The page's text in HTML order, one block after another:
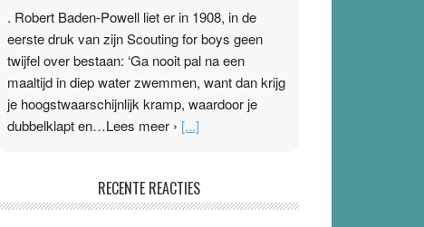
. Robert Baden-Powell liet er in 1908, in de
eerste druk van zijn Scouting for boys geen
twijfel over bestaan: ‘Ga nooit pal na een
maaltijd in diep water zwemmen, want dan krijg
je hoogstwaarschijnlijk kramp, waardoor je
dubbelklapt en…Lees meer › [...]
Ward van Beek
RECENTE REACTIES